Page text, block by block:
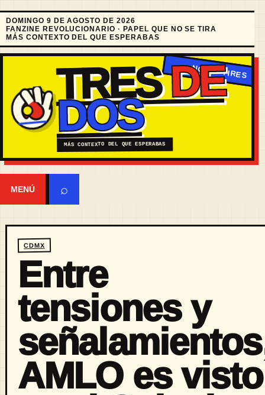
DOMINGO 9 DE AGOSTO DE 2026
FANZINE REVOLUCIONARIO · PAPEL QUE NO SE TIRA
MÁS CONTEXTO DEL QUE ESPERABAS
TRESDE
DOS
MÁS CONTEXTO DEL QUE ESPERABAS
MENÚ ⌕
CDMX
Entre
tensiones y
AMLO es visto